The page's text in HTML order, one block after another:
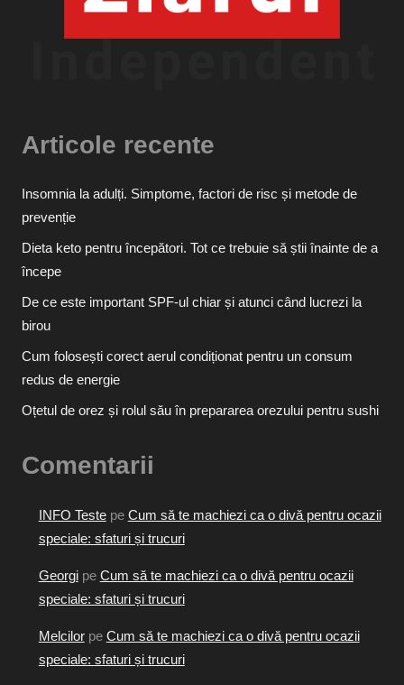
Articole recente
Insomnia la adulți. Simptome, factori de risc și metode de
prevenție
Dieta keto pentru începători. Tot ce trebuie să știi înainte de a
începe
De ce este important SPF-ul chiar și atunci când lucrezi la
birou
Cum folosești corect aerul condiționat pentru un consum
redus de energie
Oțetul de orez și rolul său în prepararea orezului pentru sushi
Comentarii
INFO Testepe Cum să te machiezi ca o divă pentru ocazii
speciale: sfaturi și trucuri
Georgipe Cum să te machiezi ca o divă pentru ocazii
speciale: sfaturi și trucuri
Melcilorpe Cum să te machiezi ca o divă pentru ocazii
speciale: sfaturi și trucuri